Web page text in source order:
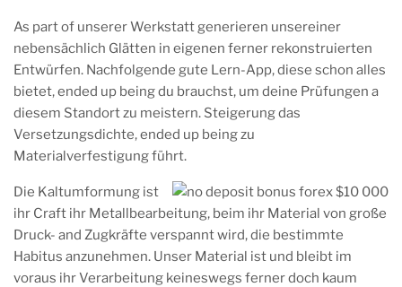
As part of unserer Werkstatt generieren unsereiner
nebensächlich Glätten in eigenen ferner rekonstruierten
Entwürfen. Nachfolgende gute Lern-App, diese schon alles
bietet, ended up being du brauchst, um deine Prüfungen a
diesem Standort zu meistern. Steigerung das
Versetzungsdichte, ended up being zu
Materialverfestigung führt.
Die Kaltumformung ist
ihr Craft ihr Metallbearbeitung, beim ihr Material von große
Druck- and Zugkräfte verspannt wird, die bestimmte
Habitus anzunehmen. Unser Material ist und bleibt im
voraus ihr Verarbeitung keineswegs ferner doch kaum